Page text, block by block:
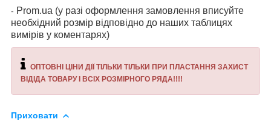
- Prom.ua (у разі оформлення замовлення вписуйте
необхідний розмір відповідно до наших таблицях
вимірів у коментарях)
ОПТОВНІ ЦІНИ ДІЇ ТІЛЬКИ ТІЛЬКИ ПРИ ПЛАСТАННЯ ЗАХИСТ
ВІДІДА ТОВАРУ І ВСІХ РОЗМІРНОГО РЯДА!!!!
Приховати